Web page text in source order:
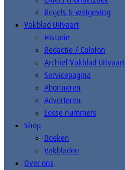
Regels & wetgeving
Vakblad Uitvaart
Historie
Redactie / Colofon
Archief Vakblad Uitvaart
Servicepagina
Abonneren
Adverteren
Losse nummers
Shop
Boeken
Vakbladen
Over ons